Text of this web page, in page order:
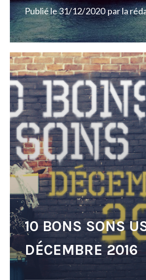
Publié le31/12/2020 parla
10 BONS SONS
DÉCEMBRE 2016